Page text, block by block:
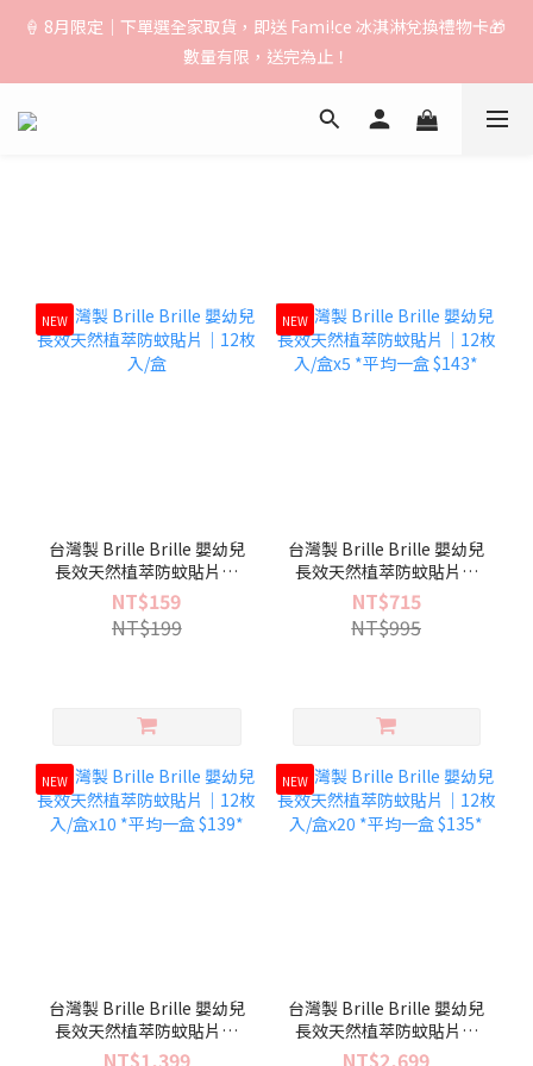
🚚【運費公告】：超取（先付款）$1000免運｜貨到付款/宅配
$1500免運｜中港澳順豐$3000免運
🍦 8月限定｜下單選全家取貨，即送 Fami!ce 冰淇淋兌換禮物卡🎁
數量有限，送完為止！
🚚【運費公告】：超取（先付款）$1000免運｜貨到付款/宅配
NEW
台灣製 Brille Brille 嬰幼兒
長效天然植萃防蚊貼片｜
12枚入/盒
NT$159
NT$199
NEW
台灣製 Brille Brille 嬰幼兒
長效天然植萃防蚊貼片｜
12枚入/盒x5 *平均一盒
$143*
NT$715
NT$995
NEW
台灣製 Brille Brille 嬰幼兒
長效天然植萃防蚊貼片｜
12枚入/盒x10 *平均一盒
NT$1,399
NEW
台灣製 Brille Brille 嬰幼兒
長效天然植萃防蚊貼片｜
12枚入/盒x20 *平均一盒
NT$2,699